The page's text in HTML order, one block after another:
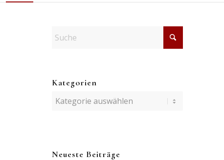
Kategorien
Kategorien
Neueste Beiträge